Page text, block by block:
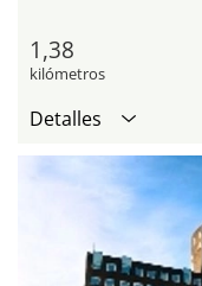
1,38
kilómetros
Detalles